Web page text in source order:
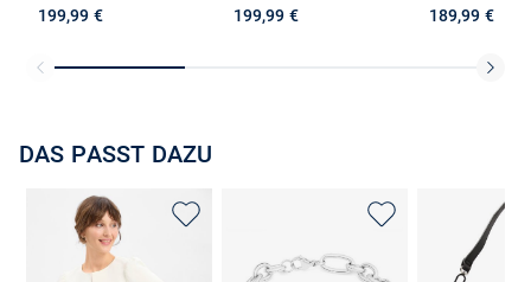
199,99 €
199,99 €
189,99 €
DAS PASST DAZU